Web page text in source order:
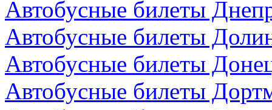
Автобусные билеты
Автобусные билеты
Автобусные билеты
Автобусные билеты